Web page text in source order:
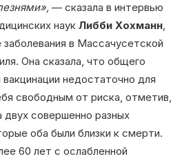
— сказала в интервью
наук Либби Хохманн
в Массачусетской
Она сказала, что общего
недостаточно для
свободным от риска, отметив,
двух совершенно разных
оба были близки к смерти.
60 лет с ослабленной